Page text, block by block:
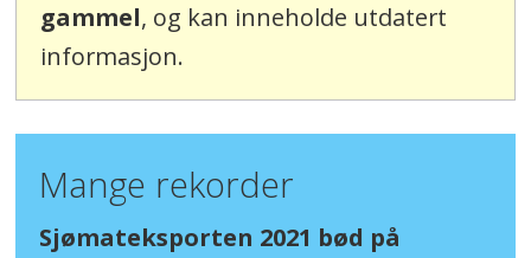
gammel, og kan inneholde utdatert
informasjon.
Mange rekorder
Sjømateksporten 2021 bød på